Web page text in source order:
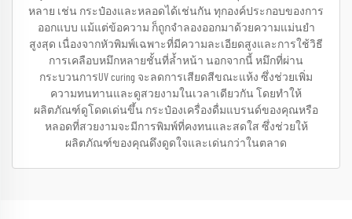
หลาย เช่น กระป๋องและหลอดได้เช่นกัน ทุกองค์ประกอบของการ
ออกแบบ แม้แต่ข้อความ ก็ถูกจำลองออกมาด้วยความแม่นยำ
สูงสุด เนื่องจากหัวพิมพ์เฉพาะที่มีความละเอียดสูงและการใช้วิธี
การเคลือบหมึกหลายชั้นที่ล้ำหน้า นอกจากนี้ หมึกที่ผ่าน
กระบวนการUV curing จะลดการเสียดสีขณะแห้ง ซึ่งช่วยเพิ่ม
ความทนทานและดูสวยงามในเวลาเดียวกัน โดยทำให้
ผลิตภัณฑ์ดูโดดเด่นขึ้น กระป๋องเครื่องดื่มแบรนด์ของคุณหรือ
หลอดที่สวยงามจะมีการพิมพ์ที่คงทนและสดใส ซึ่งช่วยให้
ผลิตภัณฑ์ของคุณดึงดูดใจและเด่นกว่าในตลาด